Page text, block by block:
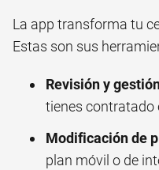
La app transforma tu
Estas son sus
Revisión y
tienes contratado
Modificación de
plan móvil o de